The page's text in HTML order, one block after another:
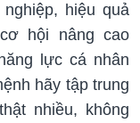
hiệu quả
hội nâng cao
lực cá nhân
hãy tập trung
nhiều, không